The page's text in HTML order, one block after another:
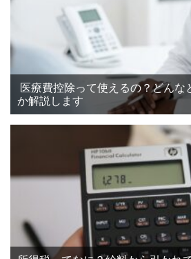
医療費控除って使えるの？どんな
か解説します